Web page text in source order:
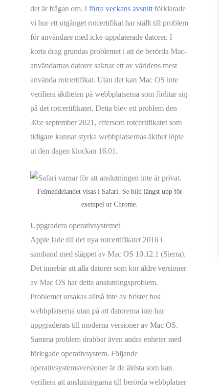
det är frågan om. Iförra veckans avsnitt förklarade
vi hur ett utgånget rotcertifikat har ställt till problem
för användare med icke-uppdaterade datorer. I
korta drag grundas problemet i att de berörda Mac-
användarnas datorer saknar ett av världens mest
använda rotcertifikat. Utan det kan Mac OS inte
verifiera äktheten på webbplatserna som förlitar sig
på det rotcertifikatet. Detta blev ett problem den
30:e september 2021, eftersom rotcertifikatet som
tidigare kunnat styrka webbplatsernas äkthet löpte
ut den dagen klockan 16.01.
Felmeddelandet visas i Safari. Se bild längst upp för
exempel ur Chrome.
Uppgradera operativsystemet
Apple lade till det nya rotcertifikatet 2016 i
samband med släppet av Mac OS 10.12.1 (Sierra).
Det innebär att alla datorer som kör äldre versioner
av Mac OS har detta anslutningsproblem.
Problemet orsakas alltså inte av brister hos
webbplatserna utan på att datorerna inte har
uppgraderats till moderna versioner av Mac OS.
Samma problem drabbar även andra enheter med
förlegade operativsystem. Följande
operativsystemsversioner är de äldsta som kan
verifiera att anslutningarna till berörda webbplatser